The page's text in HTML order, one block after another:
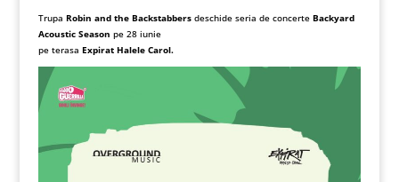
Trupa Robin and the Backstabbersdeschide seria de concerte Backyard
Acoustic Season pe 28 iunie
pe terasa Expirat Halele Carol.